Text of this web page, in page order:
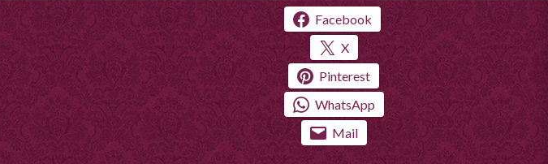
Facebook
X
Pinterest
WhatsApp
Mail